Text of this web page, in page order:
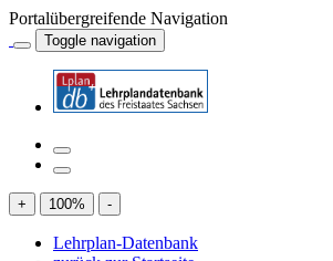
Portalübergreifende Navigation
Toggle navigation
+ 100% -
Lehrplan-Datenbank